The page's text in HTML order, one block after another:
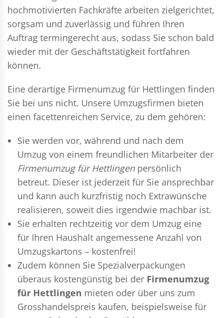
hochmotivierten Fachkräfte arbeiten zielgerichtet,
sorgsam und zuverlässig und führen Ihren
Auftrag termingerecht aus, sodass Sie schon bald
wieder mit der Geschäftstätigkeit fortfahren
können.
Eine derartige Firmenumzug für Hettlingen finden
Sie bei uns nicht. Unsere Umzugsfirmen bieten
einen facettenreichen Service, zu dem gehören:
Sie werden vor, während und nach dem
Umzug von einem freundlichen Mitarbeiter der
Firmenumzug für Hettlingenpersönlich
betreut. Dieser ist jederzeit für Sie ansprechbar
und kann auch kurzfristig noch Extrawünsche
realisieren, soweit dies irgendwie machbar ist.
Sie erhalten rechtzeitig vor dem Umzug eine
für Ihren Haushalt angemessene Anzahl von
Umzugskartons – kostenfrei!
Zudem können Sie Spezialverpackungen
überaus kostengünstig bei der Firmenumzug
für Hettlingen mieten oder über uns zum
Grosshandelspreis kaufen, beispielsweise für